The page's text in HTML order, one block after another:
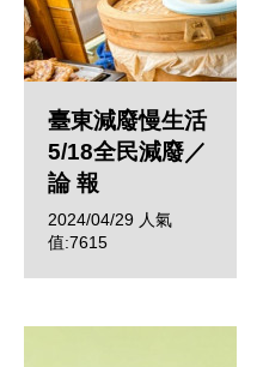
臺東減廢慢生活
5/18全民減廢／
論 報
2024/04/29 人氣
值:7615